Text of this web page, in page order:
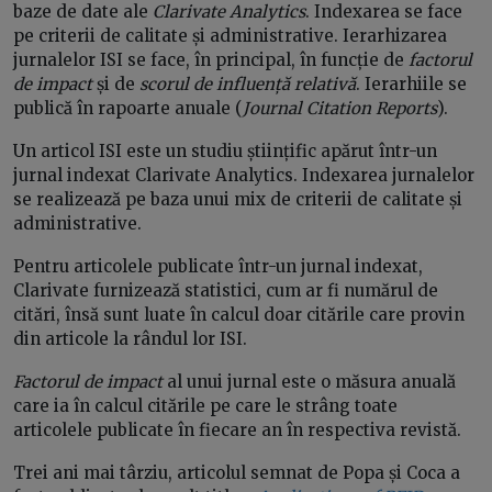
baze de date ale Clarivate Analytics. Indexarea se face
pe criterii de calitate și administrative. Ierarhizarea
jurnalelor ISI se face, în principal, în funcție de factorul
de impactși de scorul de influență relativă. Ierarhiile se
publică în rapoarte anuale (Journal Citation Reports).
Un articol ISI este un studiu științific apărut într-un
jurnal indexat Clarivate Analytics. Indexarea jurnalelor
se realizează pe baza unui mix de criterii de calitate și
administrative.
Pentru articolele publicate într-un jurnal indexat,
Clarivate furnizează statistici, cum ar fi numărul de
citări, însă sunt luate în calcul doar citările care provin
din articole la rândul lor ISI.
Factorul de impactal unui jurnal este o măsura anuală
care ia în calcul citările pe care le strâng toate
articolele publicate în fiecare an în respectiva revistă.
Trei ani mai târziu, articolul semnat de Popa și Coca a